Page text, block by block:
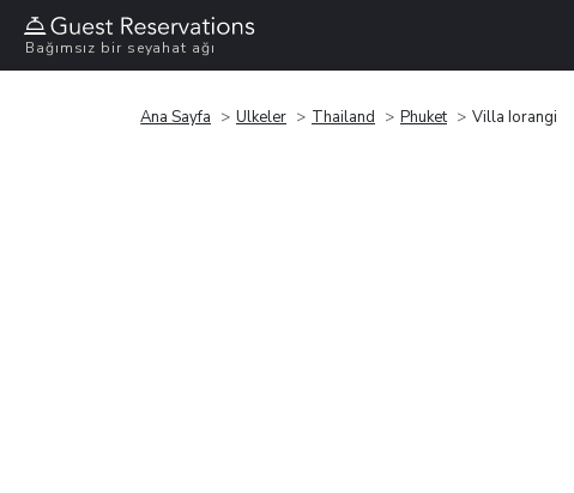
Bağımsız bir seyahat ağı
Ana Sayfa Ülkeler Thailand Phuket Villa Iorangi